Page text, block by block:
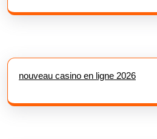
nouveau casino en ligne 2026